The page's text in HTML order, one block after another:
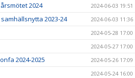
2024 2024-06-03 19:51
2023-24 2024-06-03 11:36
2024-05-28 17:00
2024-05-27 17:00
2024-2025 2024-05-26 17:09
2024-05-24 16:00